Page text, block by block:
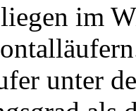
im
unter